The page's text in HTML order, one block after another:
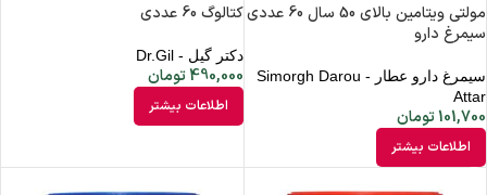
مولتی ویتامین بالای 50 سال 60 عددی
سیمرغ دارو
سیمرغ دارو عطار - Simorgh Darou
Attar
101,700تومان
اطلاعات بیشتر
کتالوگ 60 عددی
دکتر گیل - Dr.Gil
490,000تومان
اطلاعات بیشتر